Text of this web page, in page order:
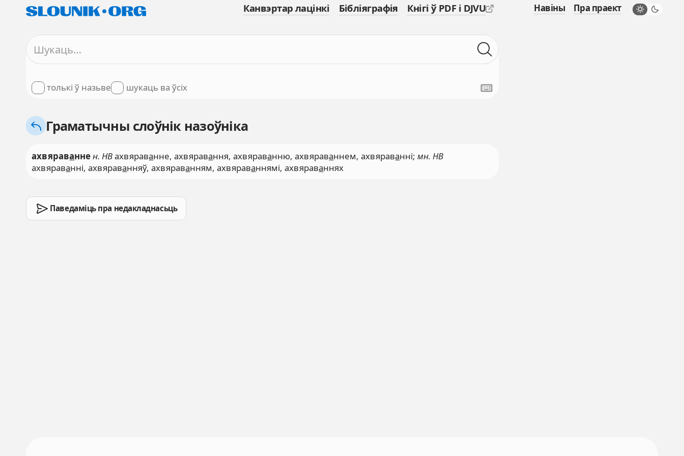
Канвэртар лацінкі Бібліяграфія Кнігі ў PDF і DJVU Навіны Пра праект
толькі ў назьве шукаць ва ўсіх
Граматычны слоўнік назоўніка
ахвяраваннен. НВахвяраванне, ахвяравання, ахвяраванню, ахвяраваннем, ахвяраванні;мн. НВ
ахвяраванні, ахвяраванняў, ахвяраванням, ахвяраваннямі, ахвяраваннях
Паведаміць пра недакладнасьць